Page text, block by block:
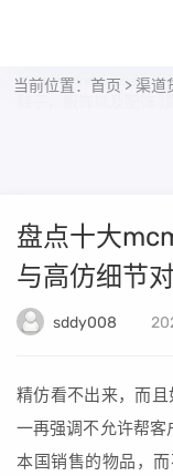
当前位置： 首页 >渠道
BD潮库终端供应商(客
盘点十大
与高仿细节
sddy008
精仿看不出来，而且
一再强调不允许帮客
本国销售的物品，